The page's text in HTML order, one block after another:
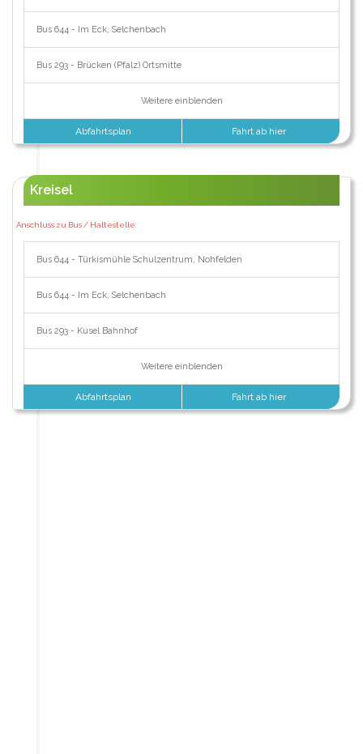
Bus 644 - Im Eck, Selchenbach
Bus 293 - Brücken (Pfalz) Ortsmitte
Weitere einblenden
Abfahrtsplan Fahrt ab hier
Kreisel
Anschluss zu Bus / Haltestelle:
Bus 644 - Türkismühle Schulzentrum, Nohfelden
Bus 644 - Im Eck, Selchenbach
Bus 293 - Kusel Bahnhof
Weitere einblenden
Abfahrtsplan Fahrt ab hier